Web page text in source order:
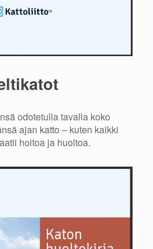
odotetulla tavalla koko
ajan katto – kuten kaikki
hoitoa ja huoltoa.